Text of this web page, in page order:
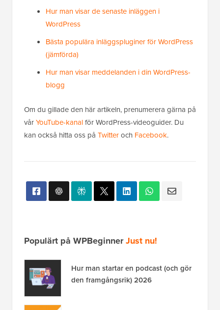
Hur man visar de senaste inläggen i
WordPress
Bästa populära inläggspluginer för WordPress
(jämförda)
Hur man visar meddelanden i din WordPress-
blogg
Om du gillade den här artikeln, prenumerera gärna på
vårYouTube-kanalför WordPress-videoguider. Du
kan också hitta oss på Twitteroch Facebook.
Populärt på WPBeginnerJust nu!
Hur man startar en podcast (och gör
den framgångsrik) 2026